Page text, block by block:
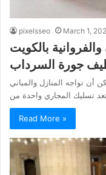
pixelsseo March 1,
بالكويت
أن تواجه المنازل والمباني
Read More »